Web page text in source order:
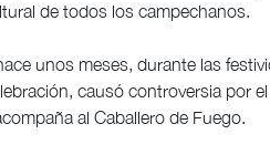
de todos los campechanos.
unos meses, durante las
causó controversia por
al Caballero de Fuego.